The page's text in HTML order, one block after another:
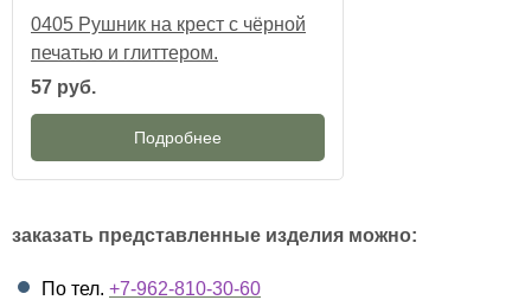
0405 Рушник на крест с чёрной
печатью и глиттером.
57 руб.
Подробнее
заказать представленные изделия можно:
По тел. +7-962-810-30-60